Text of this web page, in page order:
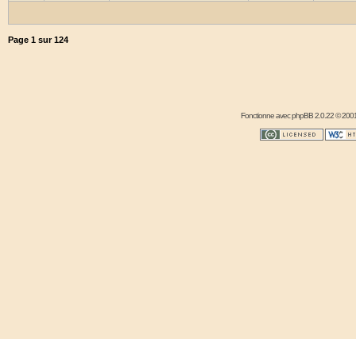
Page 1 sur124
Fonctionne avecphpBB2.0.22 ©